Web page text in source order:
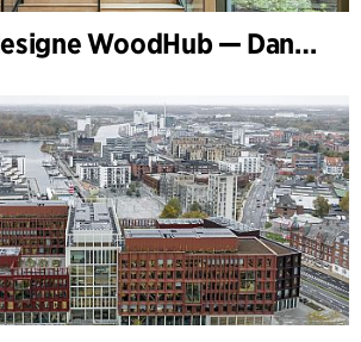
Intervju: Å designe WoodHub — Danmarks største trebygg